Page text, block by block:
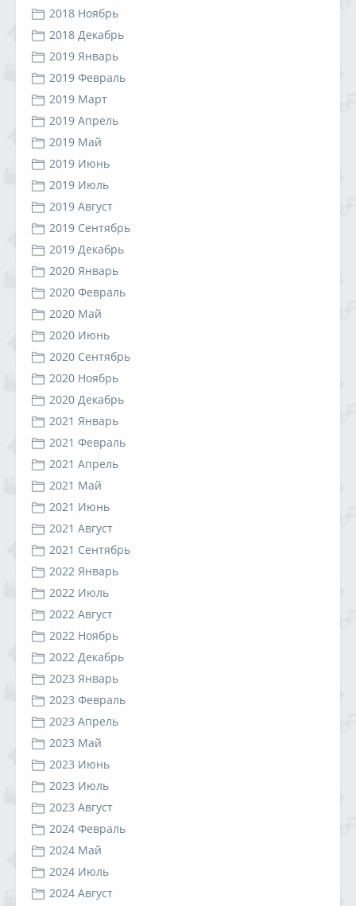
2018 Ноябрь
2018 Декабрь
2019 Январь
2019 Февраль
2019 Март
2019 Апрель
2019 Май
2019 Июнь
2019 Июль
2019 Август
2019 Сентябрь
2019 Декабрь
2020 Январь
2020 Февраль
2020 Май
2020 Июнь
2020 Сентябрь
2020 Ноябрь
2020 Декабрь
2021 Январь
2021 Февраль
2021 Апрель
2021 Май
2021 Июнь
2021 Август
2021 Сентябрь
2022 Январь
2022 Июль
2022 Август
2022 Ноябрь
2022 Декабрь
2023 Январь
2023 Февраль
2023 Апрель
2023 Май
2023 Июнь
2023 Июль
2023 Август
2024 Февраль
2024 Май
2024 Июль
2024 Август